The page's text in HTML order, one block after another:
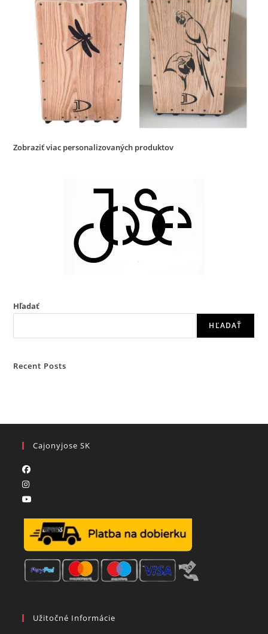
Zobraziť viac personalizovaných produktov
Hľadať
HĽADAŤ
Recent Posts
Cajonyjose SK
Užitočné Informácie